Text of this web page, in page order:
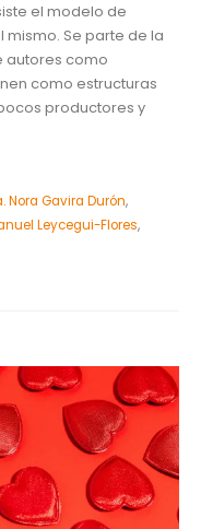
el modelo de
Se parte de la
autores como
como estructuras
productores y
Nora Gavira Durón,
Leycegui-Flores,